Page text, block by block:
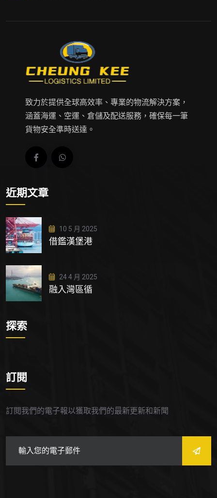
致力於提供全球高效率、專業的物流解決方案，
涵蓋海運、空運、倉儲及配送服務，確保每一筆
貨物安全準時送達。
近期文章
10 5 月 2025
借鑑漢堡港
24 4 月 2025
融入灣區循
探索
訂閱
訂閱我們的電子報以獲取我們的最新更新和新聞